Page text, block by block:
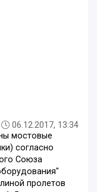
06.12.2017, 13:34
мостовые
согласно
Союза
пролетов